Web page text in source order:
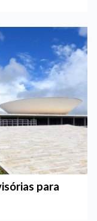
para